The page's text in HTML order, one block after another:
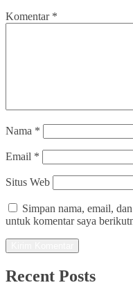
Komentar *
Nama *
Email *
Situs Web
Simpan nama, email,
untuk komentar saya
Recent Posts